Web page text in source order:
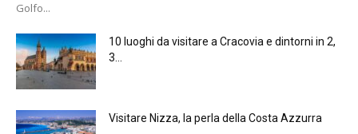
Golfo...
10 luoghi da visitare a Cracovia e dintorni in 2,
3...
Visitare Nizza, la perla della Costa Azzurra